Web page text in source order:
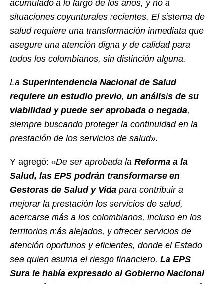
acumulado a lo largo de los años, y no a
situaciones coyunturales recientes. El sistema de
salud requiere una transformación inmediata que
asegure una atención digna y de calidad para
todos los colombianos, sin distinción alguna.
La Superintendencia Nacional de Salud
requiere un estudio previo, un análisis de su
viabilidad y puede ser aprobada o negada,
siempre buscando proteger la continuidad en la
prestación de los servicios de salud».
Y agregó: «De ser aprobada la Reforma a la
Salud, las EPS podrán transformarse en
Gestoras de Salud y Vida para contribuir a
mejorar la prestación los servicios de salud,
acercarse más a los colombianos, incluso en los
territorios más alejados, y ofrecer servicios de
atención oportunos y eficientes, donde el Estado
sea quien asuma el riesgo financiero. La EPS
Sura le había expresado al Gobierno Nacional